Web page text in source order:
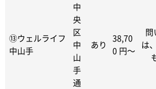
⑬ウェルライフ
中山手
中
央
区
中
山
手
通
あり
38,70
0 円～
問
は